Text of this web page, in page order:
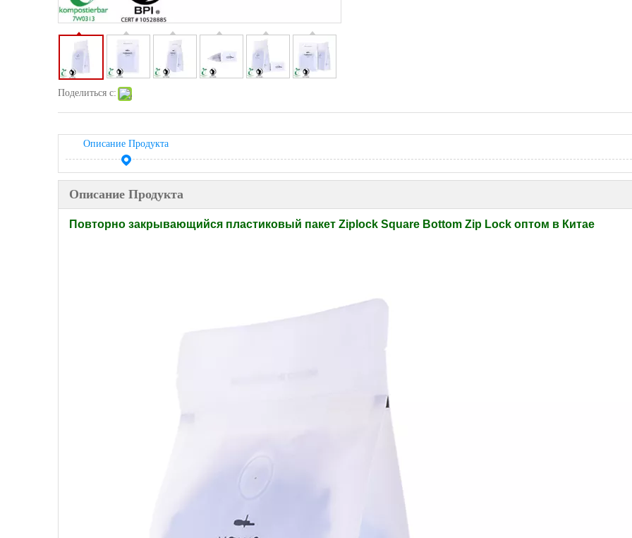
Поделиться с:
Описание Продукта
Описание Продукта
Повторно закрывающийся пластиковый пакет Ziplock Square Bottom Zip Lock оптом в Китае